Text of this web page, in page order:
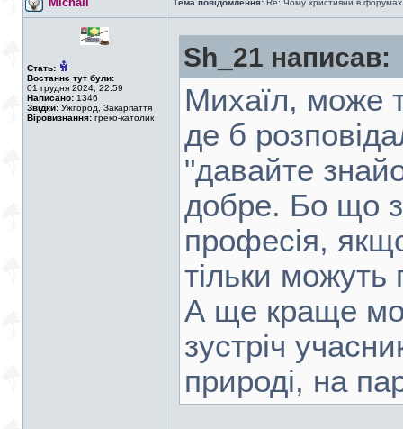
Тема повідомлення: Re: Чому християни в форумах
Стать:
Востаннє тут були:
01 грудня 2024, 22:59
Написано: 1346
Звідки: Ужгород, Закарпаття
Віровизнання: греко-католик
Sh_21 написав:
Михаїл, може
де б
"давайте
добре. Бо що з
професія,
тільки можуть
А ще краще
зустріч
природі, на